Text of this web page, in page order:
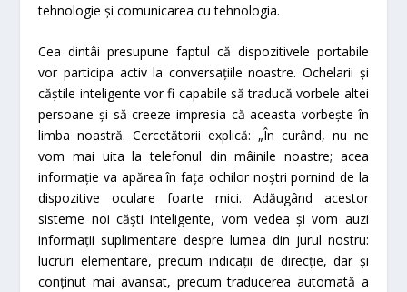
tehnologie și comunicarea cu tehnologia.
Cea dintâi presupune faptul că dispozitivele portabile
vor participa activ la conversațiile noastre. Ochelarii și
căștile inteligente vor fi capabile să traducă vorbele altei
persoane și să creeze impresia că aceasta vorbește în
limba noastră. Cercetătorii explică: „În curând, nu ne
vom mai uita la telefonul din mâinile noastre; acea
informație va apărea în fața ochilor noștri pornind de la
dispozitive oculare foarte mici. Adăugând acestor
sisteme noi căști inteligente, vom vedea și vom auzi
informații suplimentare despre lumea din jurul nostru:
lucruri elementare, precum indicații de direcție, dar și
conținut mai avansat, precum traducerea automată a